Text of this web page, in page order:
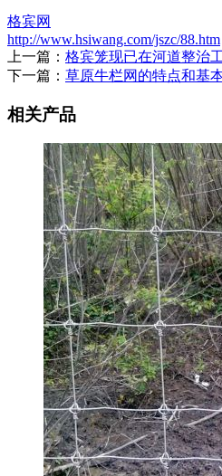
格宾网
http://www.hsiwang.com/jszc/88.htm
上一篇： 格宾笼现已在河道整治
下一篇： 草原牛栏网的特点和基
相关产品